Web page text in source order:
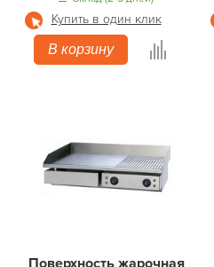
Купить в один клик
В корзину
Поверхность жарочная